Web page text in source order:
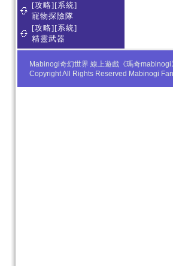
[攻略][系統]
寵物探險隊
[攻略][系統]
精靈武器
Mabinogi奇幻世界 線上遊戲《瑪奇
Copyright All Rights Reserved Mabinogi